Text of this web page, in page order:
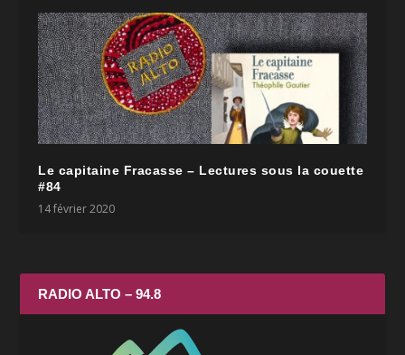
Le capitaine Fracasse – Lectures sous la couette
#84
14 février 2020
RADIO ALTO – 94.8